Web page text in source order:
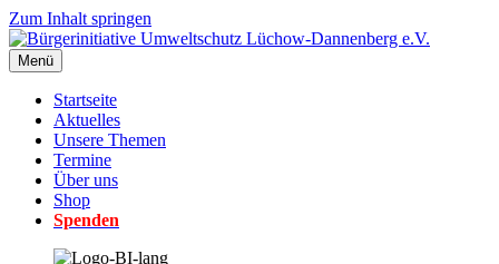
Zum Inhalt springen
Menü
Startseite
Aktuelles
Unsere Themen
Termine
Über uns
Shop
Spenden